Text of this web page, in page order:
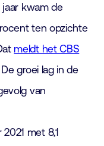
jaar kwam de
ten opzichte
meldt het CBS
groei lag in de
van
met 8,1